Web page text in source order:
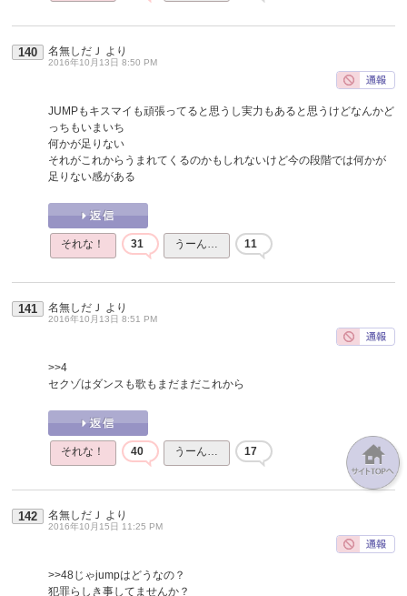
140 名無しだＪ より
2016年10月13日 8:50 PM
JUMPもキスマイも頑張ってると思うし実力もあると思うけどなんかど
っちもいまいち
何かが足りない
それがこれからうまれてくるのかもしれないけど今の段階では何かが
足りない感がある
それな！ 31 うーん… 11
141 名無しだＪ より
2016年10月13日 8:51 PM
>>4
セクゾはダンスも歌もまだまだこれから
それな！ 40 うーん… 17
142 名無しだＪ より
2016年10月15日 11:25 PM
>>48じゃjumpはどうなの？
犯罪らしき事してませんか？